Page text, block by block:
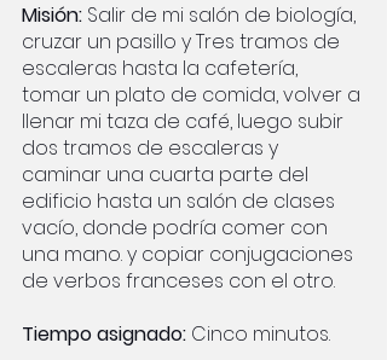
Misión: Salir de mi salón de biología,
cruzar un pasillo y Tres tramos de
escaleras hasta la cafetería,
tomar un plato de comida, volver a
llenar mi taza de café, luego subir
dos tramos de escaleras y
caminar una cuarta parte del
edificio hasta un salón de clases
vacío, donde podría comer con
una mano. y copiar conjugaciones
de verbos franceses con el otro.
Tiempo asignado: Cinco minutos.